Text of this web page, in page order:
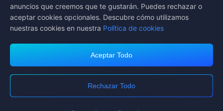
Servicio al Cliente
Terms of Service Política de privacidad
Polítca de Cookie
Preferencia de Cookies
DERECHOS DE AUTOR © High Morale Developments Limited. TODOS
anuncios que creemos que te gustarán. Puedes rechazar o
aceptar cookies opcionales. Descubre cómo utilizamos
nuestras cookies en nuestra Política de cookies
Aceptar Todo
Rechazar Todo